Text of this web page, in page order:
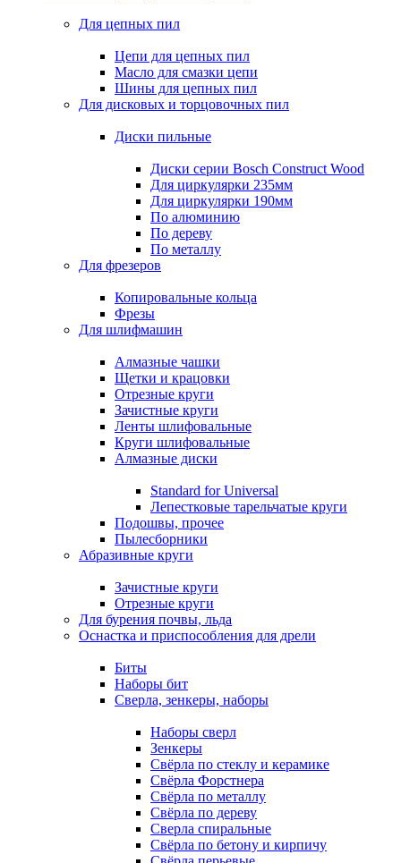
Для цепных пил
Цепи для цепных пил
Масло для смазки цепи
Шины для цепных пил
Для дисковых и торцовочных пил
Диски пильные
Диски серии Bosch Construct Wood
Для циркулярки 235мм
Для циркулярки 190мм
По алюминию
По дереву
По металлу
Для фрезеров
Копировальные кольца
Фрезы
Для шлифмашин
Алмазные чашки
Щетки и крацовки
Отрезные круги
Зачистные круги
Ленты шлифовальные
Круги шлифовальные
Алмазные диски
Standard for Universal
Лепестковые тарельчатые круги
Подошвы, прочее
Пылесборники
Абразивные круги
Зачистные круги
Отрезные круги
Для бурения почвы, льда
Оснастка и приспособления для дрели
Биты
Наборы бит
Сверла, зенкеры, наборы
Наборы сверл
Зенкеры
Свёрла по стеклу и керамике
Свёрла Форстнера
Свёрла по металлу
Свёрла по дереву
Сверла спиральные
Свёрла по бетону и кирпичу